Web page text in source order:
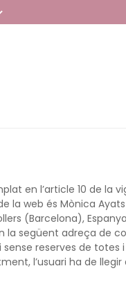
en l’article 10 de la
la web és Mònica
(Barcelona),
següent adreça de
i sense reserves de
l’usuari ha de